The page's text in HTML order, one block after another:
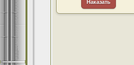
Наказать